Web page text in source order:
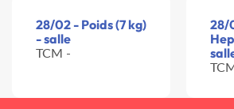
28/02 - Poids (7 kg)
- salle
TCM -
28/